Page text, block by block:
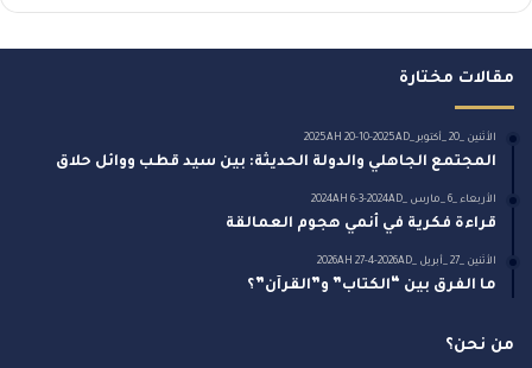
ر
ل
ر
ي
مقالات مختارة
الأثنين _20 _أكتوبر _2025AH 20-10-2025AD
المجتمع الجاهلي والدولة الحديثة: بين سيد قطب ووائل حلاق
الأربعاء _6 _مارس _2024AH 6-3-2024AD
قراءة فكرية في أنمي هجوم العمالقة
الأثنين _27 _أبريل _2026AH 27-4-2026AD
ما الفرق بين “الكتاب” و”القرآن”؟
من نحن؟